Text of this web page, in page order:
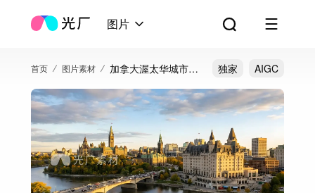
图片
首页 图片素材
加拿大渥太华城市风
独家 AIGC